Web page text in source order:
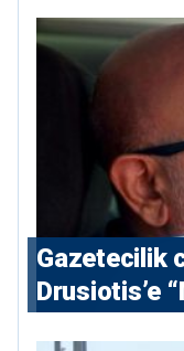
Gazetecilik
⁠Drusiotis’e